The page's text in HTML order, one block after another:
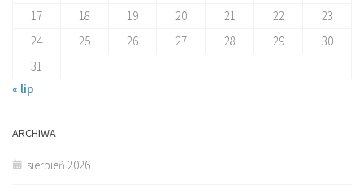
17
18 19 20 21 22
23
24
25 26 27 28 29
30
31
« lip
ARCHIWA
sierpień 2026